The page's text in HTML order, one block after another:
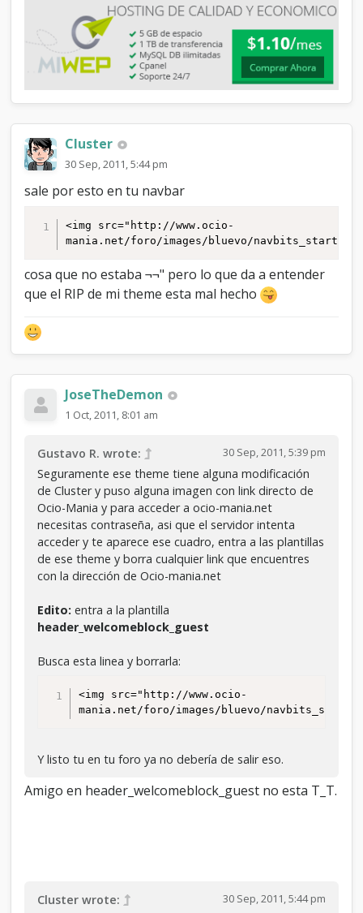
Cluster
30 Sep, 2011, 5:44 pm
sale por esto en tu navbar
<img src="http://www.ocio-
mania.net/foro/images/bluevo/
cosa que no estaba ¬¬" pero lo que da a entender
que el RIP de mi theme esta mal hecho
JoseTheDemon
1 Oct, 2011, 8:01 am
30 Sep, 2011, 5:39 pm
Gustavo R. wrote:
Seguramente ese theme tiene alguna modificación
de Cluster y puso alguna imagen con link directo de
Ocio-Mania y para acceder a ocio-mania.net
necesitas contraseña, asi que el servidor intenta
acceder y te aparece ese cuadro, entra a las plantillas
de ese theme y borra cualquier link que encuentres
con la dirección de Ocio-mania.net
Edito: entra a la plantilla
header_welcomeblock_guest
Busca esta linea y borrarla:
<img src="http://www.ocio-
mania.net/foro/images/bluevo/
Y listo tu en tu foro ya no debería de salir eso.
Amigo en header_welcomeblock_guest no esta T_T.
30 Sep, 2011, 5:44 pm
Cluster wrote: